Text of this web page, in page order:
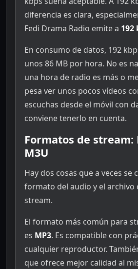
diferencia es clara,
Fedi Drama Radio emite a 192
En consumo de datos, 192
unos 86 MB por hora. No es
una hora de radio es más o
pesa ver unos pocos vídeos
escuchas desde el móvil con
conviene tenerlo en cuenta.
Formatos de stream:
M3U
Hay dos cosas que a veces se
formato del audio y el archivo
stream.
El formato más común para
es MP3. Es compatible con
cualquier reproductor.
que ofrece mejor calidad al